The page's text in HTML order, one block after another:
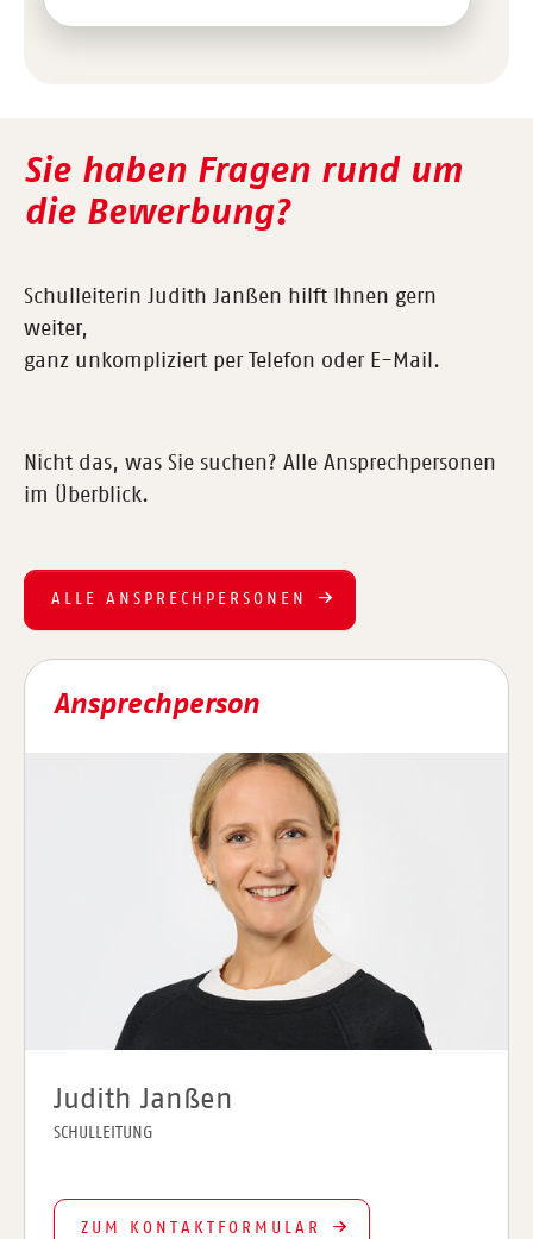
Sie haben Fragen rund um
die Bewerbung?
Schulleiterin Judith Janßen hilft Ihnen gern
weiter,
ganz unkompliziert per Telefon oder E-Mail.
Nicht das, was Sie suchen? Alle Ansprechpersonen
im Überblick.
ALLE ANSPRECHPERSONEN
Ansprechperson
Judith Janßen
SCHULLEITUNG
ZUM KONTAKTFORMULAR